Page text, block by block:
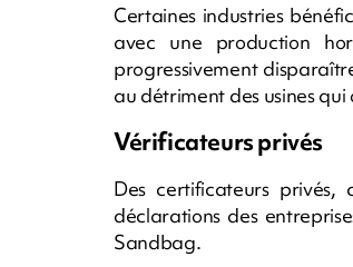
Certaines industries
avec une production
progressivement
au détriment des usines
Vérificateurs privés
Des certificateurs privés,
déclarations des
Sandbag.